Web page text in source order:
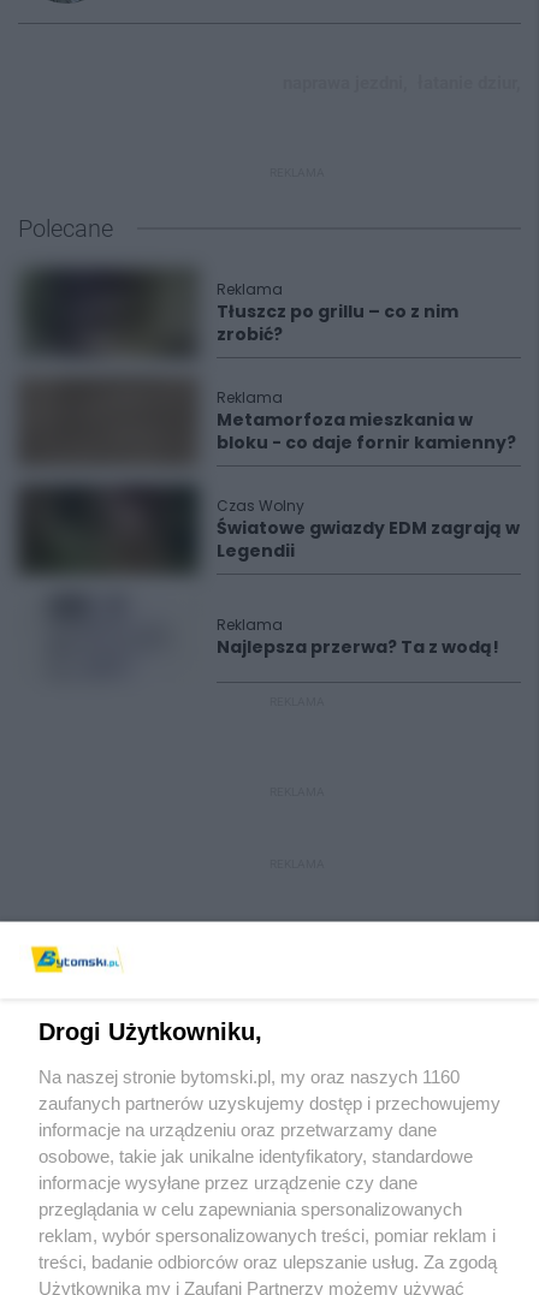
Polecane
Reklama
Tłuszcz po grillu – co z nim
zrobić?
Reklama
Metamorfoza mieszkania w
bloku - co daje fornir kamienny?
Czas Wolny
Światowe gwiazdy EDM zagrają w
Legendii
Reklama
Najlepsza przerwa? Ta z wodą!
Wydawca mediów lokalnych
Nie zapomnij
zapoznać się z:
polityką prywatności regulamin korzystania z portali
Drogi Użytkowniku,
Na naszej stronie bytomski.pl, my oraz naszych 1160
zaufanych partnerów uzyskujemy dostęp i przechowujemy
informacje na urządzeniu oraz przetwarzamy dane
osobowe, takie jak unikalne identyfikatory, standardowe
informacje wysyłane przez urządzenie czy dane
przeglądania w celu zapewniania spersonalizowanych
reklam, wybór spersonalizowanych treści, pomiar reklam i
treści, badanie odbiorców oraz ulepszanie usług. Za zgodą
Użytkownika my i Zaufani Partnerzy możemy używać